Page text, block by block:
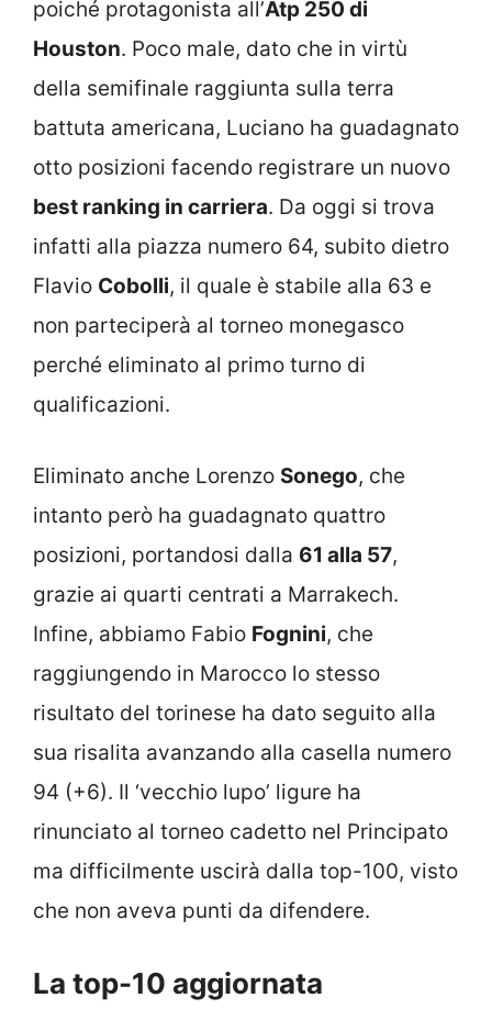
poiché protagonista all’Atp 250 di
Houston. Poco male, dato che in virtù
della semifinale raggiunta sulla terra
battuta americana, Luciano ha guadagnato
otto posizioni facendo registrare un nuovo
best ranking in carriera. Da oggi si trova
infatti alla piazza numero 64, subito dietro
Flavio Cobolli, il quale è stabile alla 63 e
non parteciperà al torneo monegasco
perché eliminato al primo turno di
qualificazioni.
Eliminato anche Lorenzo Sonego, che
intanto però ha guadagnato quattro
posizioni, portandosi dalla 61 alla 57,
grazie ai quarti centrati a Marrakech.
Infine, abbiamo Fabio Fognini, che
raggiungendo in Marocco lo stesso
risultato del torinese ha dato seguito alla
sua risalita avanzando alla casella numero
94 (+6). Il ‘vecchio lupo’ ligure ha
rinunciato al torneo cadetto nel Principato
ma difficilmente uscirà dalla top-100, visto
che non aveva punti da difendere.
La top-10 aggiornata